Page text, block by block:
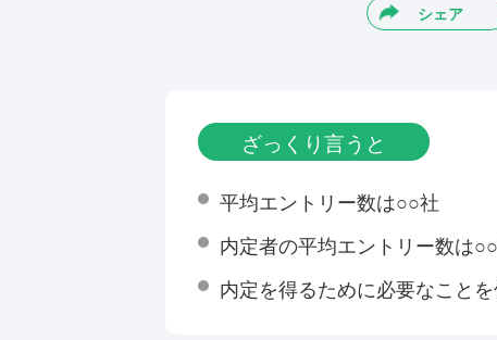
シェア
ざっくり言うと
平均エントリー数は○○社
内定者の平均エントリー数は
内定を得るために必要なこと